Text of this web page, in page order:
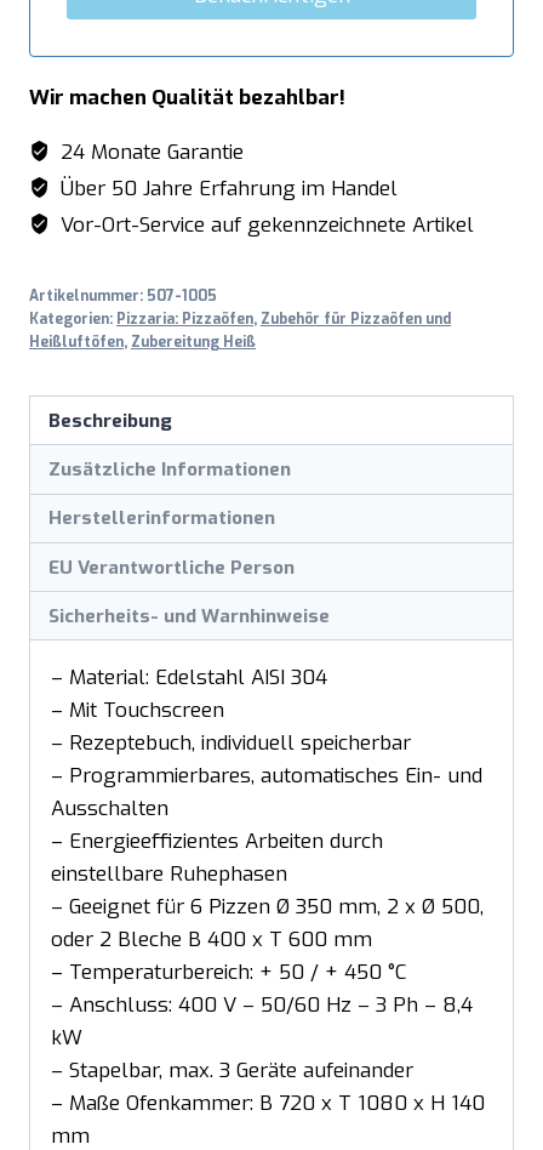
Wir machen Qualität bezahlbar!
24 Monate Garantie
Über 50 Jahre Erfahrung im Handel
Vor-Ort-Service auf gekennzeichnete Artikel
Artikelnummer: 507-1005
Kategorien: Pizzaria: Pizzaöfen, Zubehör für Pizzaöfen und
Heißluftöfen, Zubereitung Heiß
Beschreibung
Zusätzliche Informationen
Herstellerinformationen
EU Verantwortliche Person
Sicherheits- und Warnhinweise
– Material: Edelstahl AISI 304
– Mit Touchscreen
– Rezeptebuch, individuell speicherbar
– Programmierbares, automatisches Ein- und
Ausschalten
– Energieeffizientes Arbeiten durch
einstellbare Ruhephasen
– Geeignet für 6 Pizzen Ø 350 mm, 2 x Ø 500,
oder 2 Bleche B 400 x T 600 mm
– Temperaturbereich: + 50 / + 450 °C
– Anschluss: 400 V – 50/60 Hz – 3 Ph – 8,4
kW
– Stapelbar, max. 3 Geräte aufeinander
– Maße Ofenkammer: B 720 x T 1080 x H 140
mm